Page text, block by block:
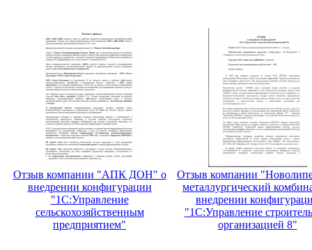
Отзыв компании "АПК ДОН" о
внедрении конфигурации
"1С:Управление
сельскохозяйственным
предприятием"
Отзыв компании
металлургический
внедрении
"1С:Управление
организацией 8"